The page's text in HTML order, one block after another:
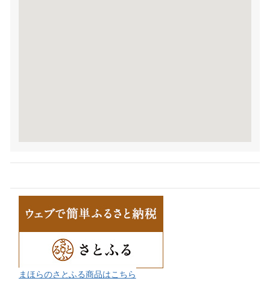
まほらのさとふる商品はこちら